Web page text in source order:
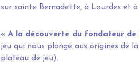
sur sainte Bernadette, à Lourdes et
« A la découverte du fondateur
jeu qui nous plonge aux origines de
plateau de jeu).